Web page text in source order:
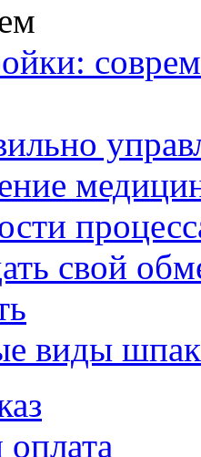
свой
виды